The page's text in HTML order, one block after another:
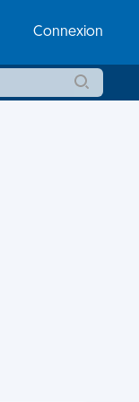
Connexion